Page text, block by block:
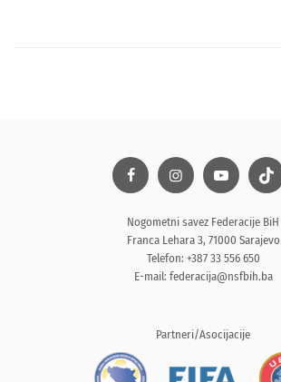
Nogometni savez Federacije BiH
Franca Lehara 3, 71000 Sarajevo
Telefon: +387 33 556 650
E-mail: federacija@nsfbih.ba
Partneri/Asocijacije